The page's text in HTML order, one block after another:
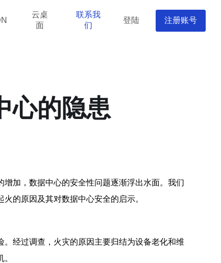
云桌
面
联系我
们
登陆 注册账号
心的隐患
增加，数据中心的安全性问题逐渐浮出水面。我们
的原因及其对数据中心安全的启示。
经过调查，火灾的原因主要归结为设备老化和维